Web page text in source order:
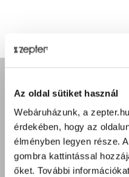
Az oldal sütiket használ
Webáruházunk, a
érdekében, hogy az
élményben legyen része.
gombra kattintással
őket. További
A ZEPTER
Rólunk
A küldetésünk
Kapcsolat
Termékbemutatót
Product Safety